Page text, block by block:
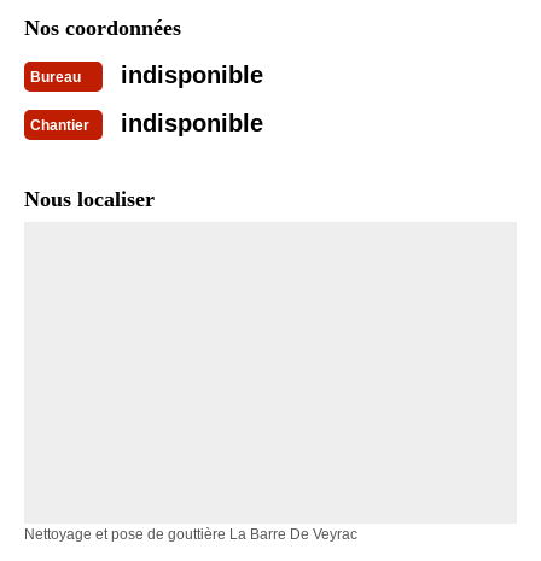
Nos coordonnées
Bureau indisponible
Chantier indisponible
Nous localiser
Nettoyage et pose de gouttière La Barre De Veyrac